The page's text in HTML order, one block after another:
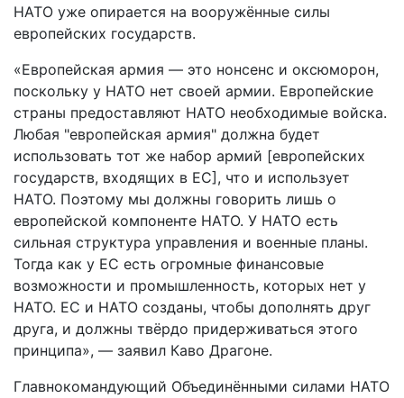
НАТО уже опирается на вооружённые силы
европейских государств.
«Европейская армия — это нонсенс и оксюморон,
поскольку у НАТО нет своей армии. Европейские
страны предоставляют НАТО необходимые войска.
Любая "европейская армия" должна будет
использовать тот же набор армий [европейских
государств, входящих в ЕС], что и использует
НАТО. Поэтому мы должны говорить лишь о
европейской компоненте НАТО. У НАТО есть
сильная структура управления и военные планы.
Тогда как у ЕС есть огромные финансовые
возможности и промышленность, которых нет у
НАТО. ЕС и НАТО созданы, чтобы дополнять друг
друга, и должны твёрдо придерживаться этого
принципа», — заявил Каво Драгоне.
Главнокомандующий Объединёнными силами НАТО